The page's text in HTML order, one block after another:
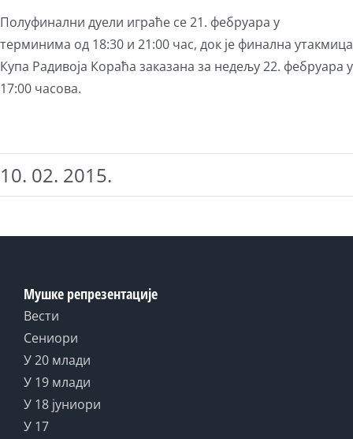
Полуфинални дуели играће се 21. фебруара у
терминима од 18:30 и 21:00 час, док је финална утакмица
Купа Радивоја Кораћа заказана за недељу 22. фебруара у
17:00 часова.
10. 02. 2015.
Мушке репрезентације
Вести
Сениори
У 20 млади
У 19 млади
У 18 јуниори
У 17